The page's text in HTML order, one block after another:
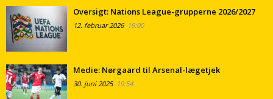
Oversigt: Nations League-grupperne 2026/2027
12. februar 202619:00
Medie: Nørgaard til Arsenal-lægetjek
30. juni 202519:54